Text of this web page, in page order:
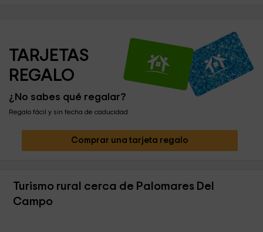
TARJETAS
REGALO
¿No sabes qué regalar?
Regalo fácil y sin fecha de caducidad
Comprar una tarjeta regalo
Turismo rural cerca de Palomares Del
Campo